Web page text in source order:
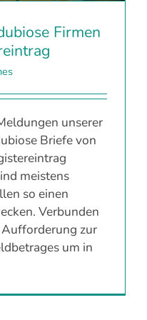
Firmen
unserer
Briefe von
meistens
so einen
Verbunden
zur
um in